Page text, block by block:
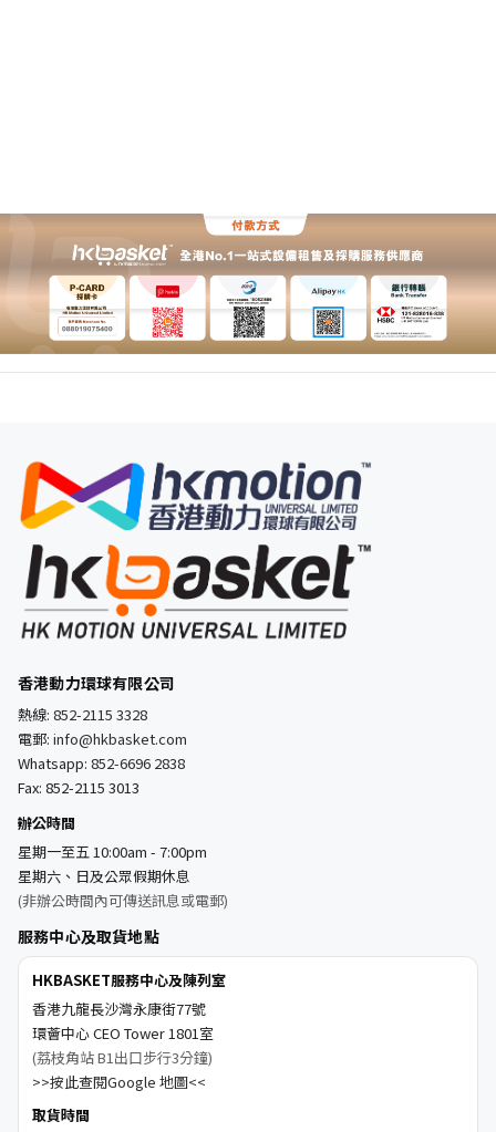
香港動力環球有限公司
熱線: 852-2115 3328
電郵: info@hkbasket.com
Whatsapp: 852-6696 2838
Fax: 852-2115 3013
辦公時間
星期一至五 10:00am - 7:00pm
星期六、日及公眾假期休息
(非辦公時間內可傳送訊息或電郵)
服務中心及取貨地點
HKBASKET服務中心及陳列室
香港九龍長沙灣永康街77號
環薈中心 CEO Tower 1801室
(荔枝角站 B1出口步行3分鐘)
>>按此查閱Google 地圖<<
取貨時間